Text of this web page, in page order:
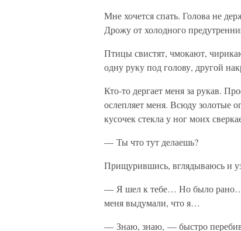
Мне хочется спать. Голова не
Дрожу от холодного
Птицы свистят, чмокают,
одну руку под голову, другой
Кто-то дергает меня за рукав.
ослепляет меня. Всюду золотые
кусочек стекла у ног моих
— Ты что тут делаешь?
Прищурившись, вглядываюсь и
— Я шел к тебе… Но было
меня выдумали, что я…
— Знаю, знаю, — быстро